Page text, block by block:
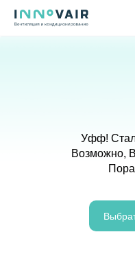
Уфф!
Возможно,